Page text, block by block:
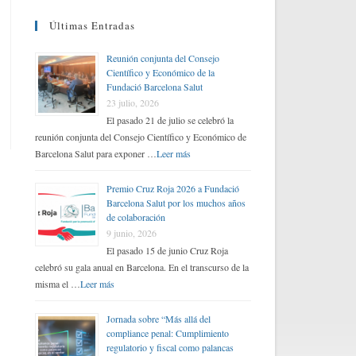
Últimas Entradas
Reunión conjunta del Consejo
Científico y Económico de la
Fundació Barcelona Salut
23 julio, 2026
El pasado 21 de julio se celebró la
reunión conjunta del Consejo Científico y Económico de
Barcelona Salut para exponer …Leer más
Premio Cruz Roja 2026 a Fundació
Barcelona Salut por los muchos años
de colaboración
9 junio, 2026
El pasado 15 de junio Cruz Roja
celebró su gala anual en Barcelona. En el transcurso de la
misma el …Leer más
Jornada sobre “Más allá del
compliance penal: Cumplimiento
regulatorio y fiscal como palancas